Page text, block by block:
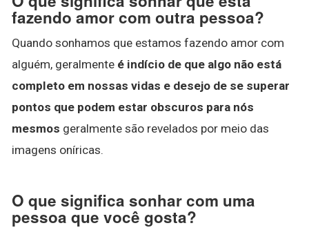
fazendo amor com outra pessoa?
Quando sonhamos que estamos fazendo amor com
alguém, geralmente é indício de que algo não está
completo em nossas vidas e desejo de se superar
pontos que podem estar obscuros para nós
mesmos geralmente são revelados por meio das
imagens oníricas.
O que significa sonhar com uma
pessoa que você gosta?